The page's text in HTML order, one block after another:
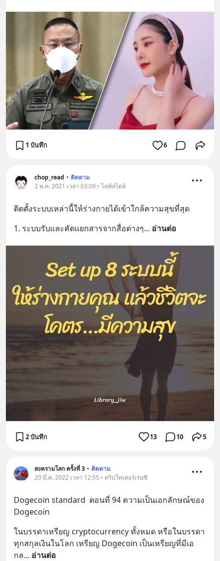
1 บันทึก 6
chop_read • ติดตาม
3 พ.ค. 2021 เวลา 03:09 • ไลฟ์สไตล์
ติดตั้งระบบเหล่านี้ให้ร่างกายได้เข้าใกล้ความสุขที่สุด
1. ระบบรับเเละคัดเเยกสารจากสื่อต่างๆ... อ่านต่อ
2 บันทึก 13 10 5
สงครามโลก ครั้งที่ 3 • ติดตาม
20 มี.ค. 2022 เวลา 12:55 • คริปโทเคอร์เรนซี
Dogecoin standard  ตอนที่ 94 ความเป็นเอกลักษณ์ของ
Dogecoin
ในบรรดาเหรียญ cryptocurrency ทั้งหมด หรือในบรรดา
ทุกสกุลเงินในโลก เหรียญ Dogecoin เป็นเหรียญที่มีเอ
กล... อ่านต่อ